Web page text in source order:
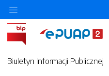
Biuletyn Informacji Publicznej